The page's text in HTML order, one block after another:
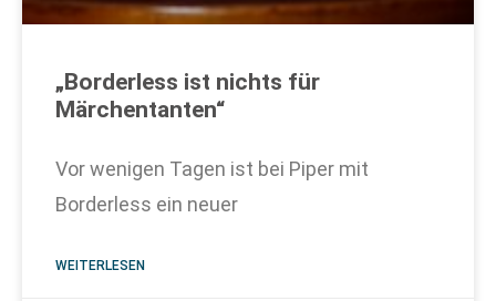
„Borderless ist nichts für
Märchentanten“
Vor wenigen Tagen ist bei Piper mit
Borderless ein neuer
WEITERLESEN